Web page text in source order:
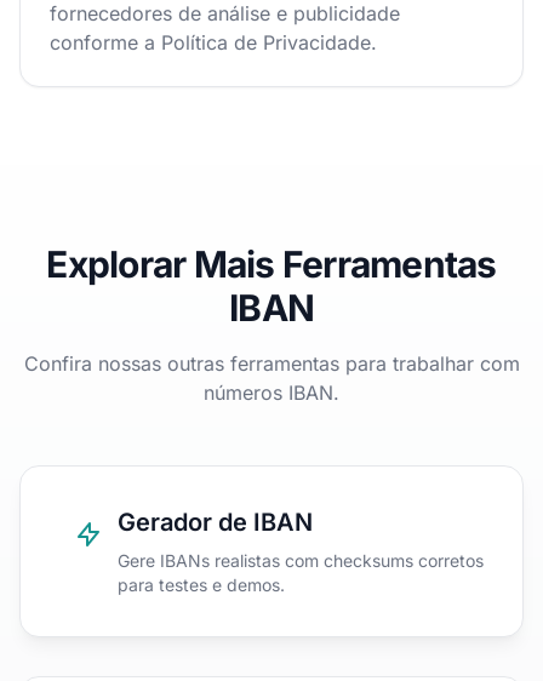
fornecedores de análise e publicidade
conforme a Política de Privacidade.
Explorar Mais Ferramentas
IBAN
Confira nossas outras ferramentas para trabalhar com
números IBAN.
Gerador de IBAN
Gere IBANs realistas com checksums corretos
para testes e demos.